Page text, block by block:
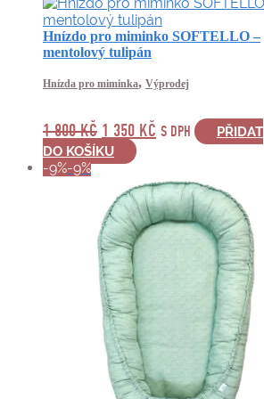
lze
vybrat
na
stránce
produktu
Hnízdo pro miminko SOFTELLO –
mentolový tulipán
Hnízda pro miminka, Výprodej
1 800KČ PŮVODNÍ
CENA
800 KČ.
1 350 KČ AKTUÁLNÍ
1
350 KČ.
S DPH
PŘIDAT
DO KOŠÍKU
-9%-9%